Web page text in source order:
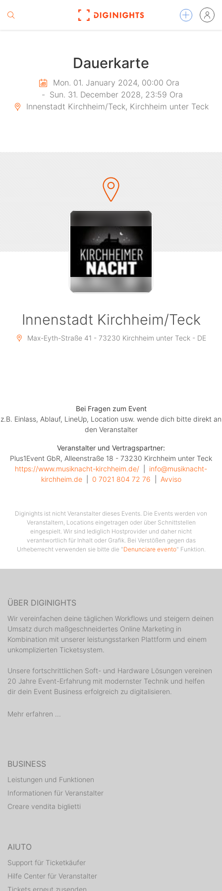
Dauerkarte
Mon. 01. January 2024, 00:00 Ora
- Sun. 31. December 2028, 23:59 Ora
Innenstadt Kirchheim/Teck, Kirchheim unter Teck
Innenstadt Kirchheim/Teck
Max-Eyth-Straße 41 - 73230 Kirchheim unter Teck - DE
Bei Fragen zum Event
z.B. Einlass, Ablauf, LineUp, Location usw. wende dich bitte direkt an
den Veranstalter
Veranstalter und Vertragspartner:
Plus1Event GbR, Alleenstraße 18 - 73230 Kirchheim unter Teck
https://www.musiknacht-kirchheim.de/
info@musiknacht-
kirchheim.de
  |
0 7021 804 72 76 Avviso
Diginights ist nicht Veranstalter dieses Events. Die Events werden von
Veranstaltern, Locations eingetragen oder über Schnittstellen
eingespielt. Wir sind lediglich Hostprovider und daher nicht
verantwortlich für Inhalt oder Grafik. Bei Verstößen gegen das
Urheberrecht verwenden sie bitte die "Denunciare evento" Funktion.
ÜBER DIGINIGHTS
Wir vereinfachen deine täglichen Workflows und steigern deinen
Umsatz durch maßgeschneidertes Online Marketing in
Kombination mit unserer leistungsstarken Plattform und einem
unkomplizierten Ticketsystem.
Unsere fortschrittlichen Soft- und Hardware Lösungen vereinen
20 Jahre Event-Erfahrung mit modernster Technik und helfen
dir dein Event Business erfolgreich zu digitalisieren.
Mehr erfahren ...
BUSINESS
Leistungen und Funktionen
Informationen für Veranstalter
Creare vendita biglietti
AIUTO
Support für Ticketkäufer
Hilfe Center für Veranstalter
Tickets erneut zusenden